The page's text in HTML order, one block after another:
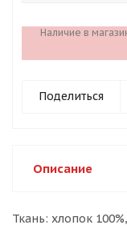
Наличие в
Поделиться
Описание
Ткань: хлопок